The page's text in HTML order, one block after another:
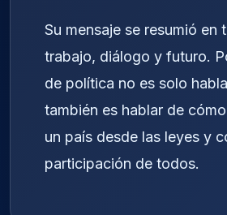
Su mensaje se resumió en
trabajo, diálogo y futuro.
de política no es solo
también es hablar de
un país desde las leyes y
participación de todos.